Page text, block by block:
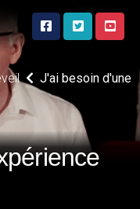
J'ai besoin d'une